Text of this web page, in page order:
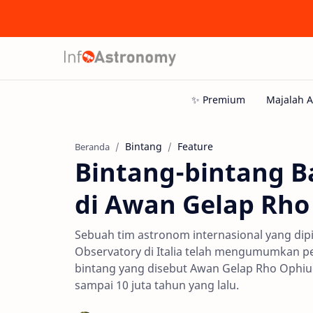
Beranda Bintang Feature
Bintang-bintang
di Awan Gelap
Sebuah tim astronom internasional yang
Observatory di Italia telah mengumumkan
bintang yang disebut Awan Gelap Rho
sampai 10 juta tahun yang lalu.